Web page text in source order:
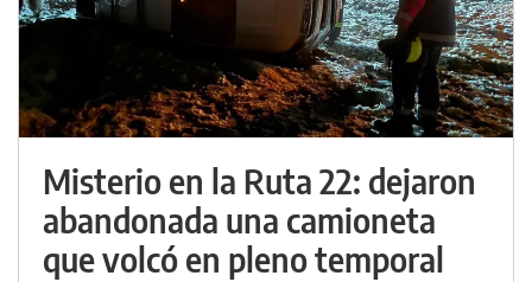
Misterio en la Ruta 22: dejaron
abandonada una camioneta
que volcó en pleno temporal